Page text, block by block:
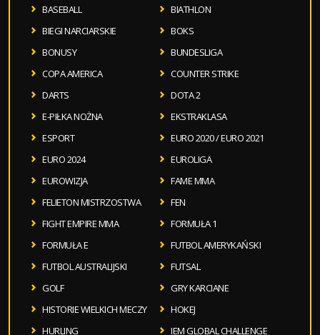
BASEBALL
BIATHLON
BIEGI NARCIARSKIE
BOKS
BONUSY
BUNDESLIGA
COPA AMERICA
COUNTER STRIKE
DARTS
DOTA 2
E-PIŁKA NOŻNA
EKSTRAKLASA
ESPORT
EURO 2020 / EURO 2021
EURO 2024
EUROLIGA
EUROWIZJA
FAME MMA
FELIETON MISTRZOSTWA
FEN
FIGHT EMPIRE MMA
FORMUŁA 1
FORMUŁA E
FUTBOL AMERYKAŃSKI
FUTBOL AUSTRALIJSKI
FUTSAL
GOLF
GRY KARCIANE
HISTORIE WIELKICH MECZY
HOKEJ
HURLING
IEM GLOBAL CHALLENGE